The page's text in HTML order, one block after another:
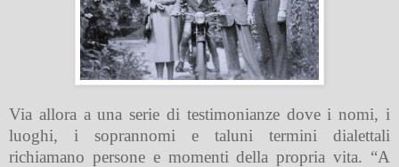
Via allora a una serie di testimonianze dove i nomi, i
luoghi, i soprannomi e taluni termini dialettali
richiamano persone e momenti della propria vita. “A